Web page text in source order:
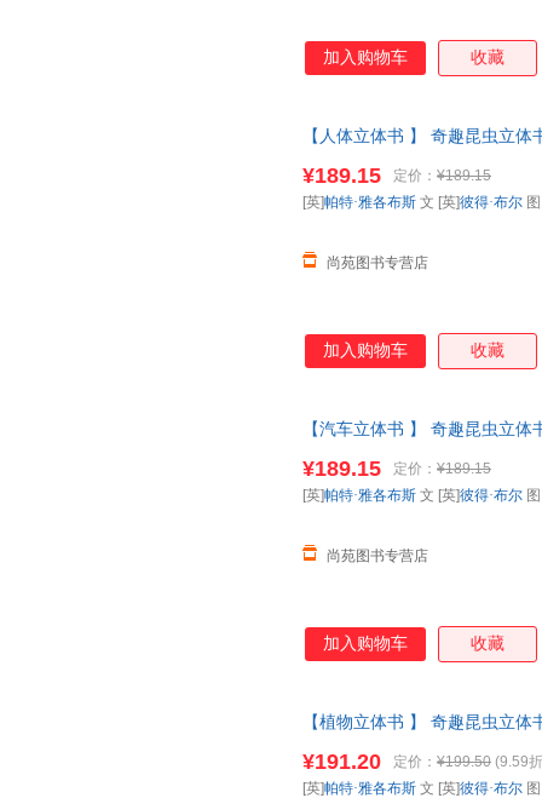
加入购物车 收藏
【人体立体书 】 奇趣昆虫立
【让您无忧购物】
¥189.15 定价： ¥189.15
尚苑图书专营店
[英]帕特·雅各布斯 文 [英]彼得·布尔
加入购物车 收藏
【汽车立体书 】 奇趣昆虫立
【让您无忧购物】
¥189.15 定价： ¥189.15
尚苑图书专营店
[英]帕特·雅各布斯 文 [英]彼得·布尔
加入购物车 收藏
【植物立体书 】 奇趣昆虫立
票 如需请联系在线客服
¥191.20 定价： ¥199.50 (9.59
[英]帕特·雅各布斯 文 [英]彼得·布尔